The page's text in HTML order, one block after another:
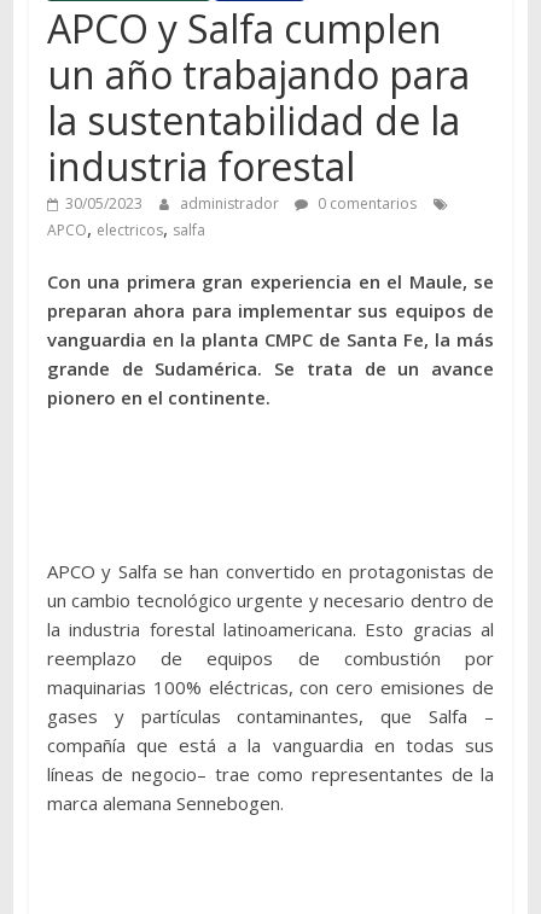
APCO y Salfa cumplen
un año trabajando para
la sustentabilidad de la
industria forestal
30/05/2023 administrador
0 comentarios
APCO, electricos, salfa
Con una primera gran experiencia en el Maule, se
preparan ahora para implementar sus equipos de
vanguardia en la planta CMPC de Santa Fe, la más
grande de Sudamérica. Se trata de un avance
pionero en el continente.
APCO y Salfa se han convertido en protagonistas de
un cambio tecnológico urgente y necesario dentro de
la industria forestal latinoamericana. Esto gracias al
reemplazo de equipos de combustión por
maquinarias 100% eléctricas, con cero emisiones de
gases y partículas contaminantes, que Salfa –
compañía que está a la vanguardia en todas sus
líneas de negocio– trae como representantes de la
marca alemana Sennebogen.